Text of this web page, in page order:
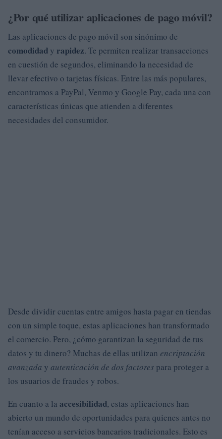
¿Por qué utilizar aplicaciones de pago móvil?
Las aplicaciones de pago móvil son sinónimo de
comodidad y rapidez. Te permiten realizar transacciones
en cuestión de segundos, eliminando la necesidad de
llevar efectivo o tarjetas físicas. Entre las más populares,
encontramos a PayPal, Venmo y Google Pay, cada una con
características únicas que atienden a diferentes
necesidades del consumidor.
Desde dividir cuentas entre amigos hasta pagar en tiendas
con un simple toque, estas aplicaciones han transformado
el comercio. Pero, ¿cómo garantizan la seguridad de tus
datos y tu dinero? Muchas de ellas utilizan encriptación
avanzada y autenticación de dos factores para proteger a
los usuarios de fraudes y robos.
En cuanto a la accesibilidad, estas aplicaciones han
abierto un mundo de oportunidades para quienes antes no
tenían acceso a servicios bancarios tradicionales. Esto es